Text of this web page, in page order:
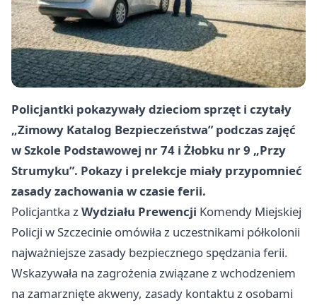
Policjantki pokazywały dzieciom sprzęt i czytały
„Zimowy Katalog Bezpieczeństwa” podczas zajęć
w Szkole Podstawowej nr 74 i Żłobku nr 9 „Przy
Strumyku”. Pokazy i prelekcje miały przypomnieć
zasady zachowania w czasie ferii.
Policjantka zWydziału Prewencji Komendy Miejskiej
Policji w Szczecinie omówiła z uczestnikami półkolonii
najważniejsze zasady bezpiecznego spędzania ferii.
Wskazywała na zagrożenia związane z wchodzeniem
na zamarznięte akweny, zasady kontaktu z osobami